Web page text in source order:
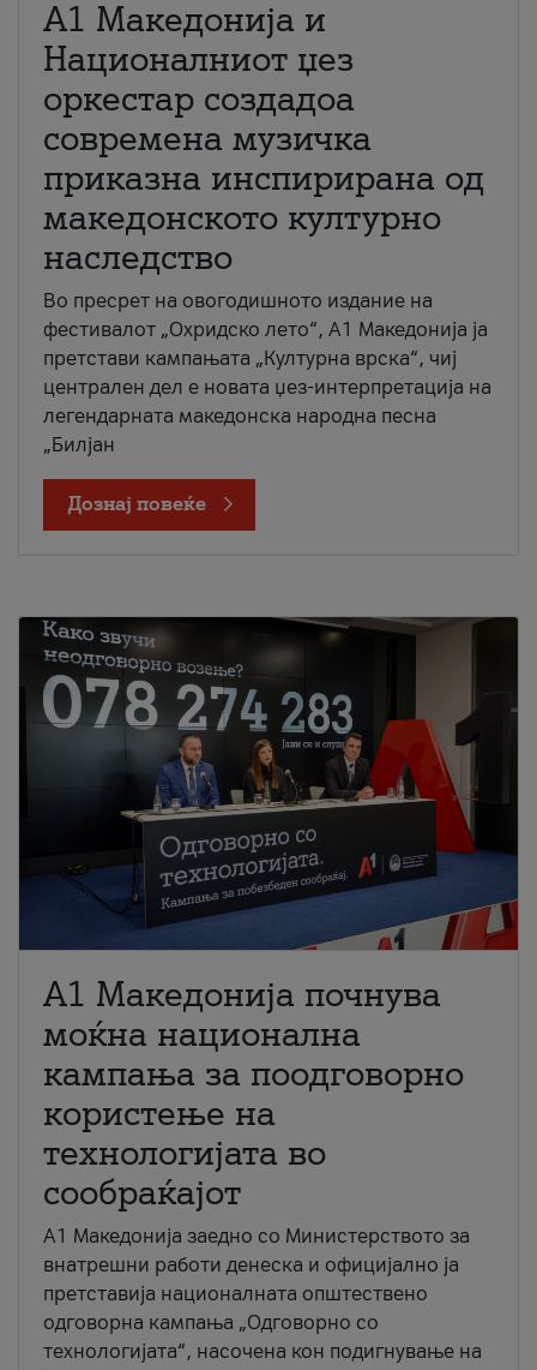
А1 Македонија и
Националниот џез
оркестар создадоа
современа музичка
приказна инспирирана од
македонското културно
наследство
Во пресрет на овогодишното издание на
фестивалот „Охридско лето“, А1 Македонија ја
претстави кампањата „Културна врска“, чиј
централен дел е новата џез-интерпретација на
легендарната македонска народна песна
„Билјан
Дознај повеќе
A1 Македонија почнува
моќна национална
кампања за поодговорно
користење на
технологијата во
сообраќајот
A1 Македонија заедно со Министерството за
внатрешни работи денеска и официјално ја
претставија националната општествено
одговорна кампања „Одговорно со
технологијата“, насочена кон подигнување на